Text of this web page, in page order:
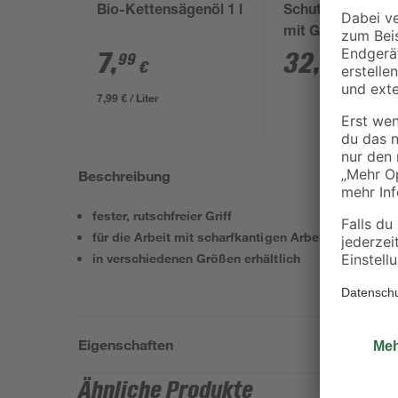
Bio-Kettensägenöl 1 l
7,99 €
7,99 € / Liter
mit Gehör- und
Gesichtsschutz,
62 cm, orange
32, €
Beschreibung
fester, rutschfreier Griff
für die Arbeit mit scharfkantigen Arbeitsgeräten
in verschiedenen Größen erhältlich
Eigenschaften
Ähnliche Produkte